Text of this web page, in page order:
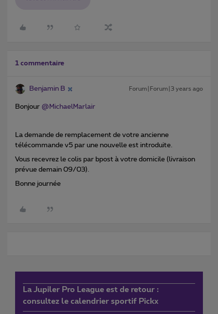
1 commentaire
Benjamin B Forum|Forum|3 years ago
Bonjour @MichaelMarlair
La demande de remplacement de votre ancienne
télécommande v5 par une nouvelle est introduite.
Vous recevrez le colis par bpost à votre domicile (livraison
prévue demain 09/03).
Bonne journée
La Jupiler Pro League est de retour :
consultez le calendrier sportif Pickx